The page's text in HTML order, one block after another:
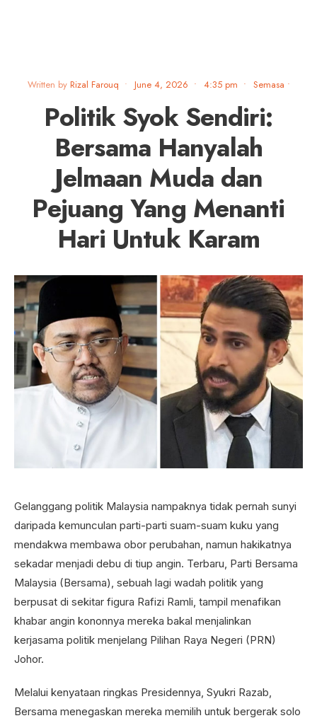
Written by Rizal Farouq • June 4, 2026 • 4:35 pm • Semasa •
Politik Syok Sendiri:
Bersama Hanyalah
Jelmaan Muda dan
Pejuang Yang Menanti
Hari Untuk Karam
Gelanggang politik Malaysia nampaknya tidak pernah sunyi
daripada kemunculan parti-parti suam-suam kuku yang
mendakwa membawa obor perubahan, namun hakikatnya
sekadar menjadi debu di tiup angin. Terbaru, Parti Bersama
Malaysia (Bersama), sebuah lagi wadah politik yang
berpusat di sekitar figura Rafizi Ramli, tampil menafikan
khabar angin kononnya mereka bakal menjalinkan
kerjasama politik menjelang Pilihan Raya Negeri (PRN)
Johor.
Melalui kenyataan ringkas Presidennya, Syukri Razab,
Bersama menegaskan mereka memilih untuk bergerak solo